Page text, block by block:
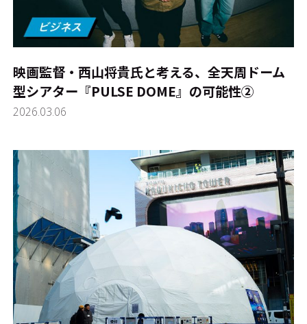
映画監督・西山将貴氏と考える、全天周ドーム
型シアター『PULSE DOME』の可能性➁
2026.03.06